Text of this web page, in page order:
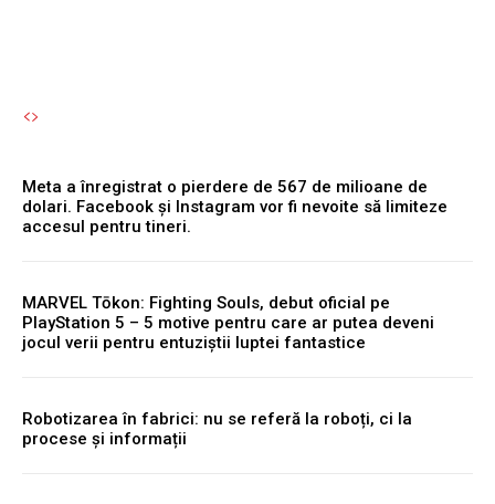
Meta a înregistrat o pierdere de 567 de milioane de
dolari. Facebook și Instagram vor fi nevoite să limiteze
accesul pentru tineri.
MARVEL Tōkon: Fighting Souls, debut oficial pe
PlayStation 5 – 5 motive pentru care ar putea deveni
jocul verii pentru entuziștii luptei fantastice
Robotizarea în fabrici: nu se referă la roboți, ci la
procese și informații